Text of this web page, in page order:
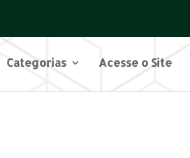
Categorias Acesse o Site